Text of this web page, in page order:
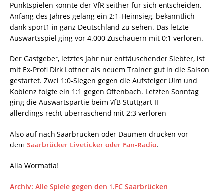
Punktspielen konnte der VfR seither für sich entscheiden.
Anfang des Jahres gelang ein 2:1-Heimsieg, bekanntlich
dank sport1 in ganz Deutschland zu sehen. Das letzte
Auswärtsspiel ging vor 4.000 Zuschauern mit 0:1 verloren.
Der Gastgeber, letztes Jahr nur enttäuschender Siebter, ist
mit Ex-Profi Dirk Lottner als neuem Trainer gut in die Saison
gestartet. Zwei 1:0-Siegen gegen die Aufsteiger Ulm und
Koblenz folgte ein 1:1 gegen Offenbach. Letzten Sonntag
ging die Auswärtspartie beim VfB Stuttgart II
allerdings recht überraschend mit 2:3 verloren.
Also auf nach Saarbrücken oder Daumen drücken vor
dem Saarbrücker Liveticker oder Fan-Radio.
Alla Wormatia!
Archiv: Alle Spiele gegen den 1.FC Saarbrücken